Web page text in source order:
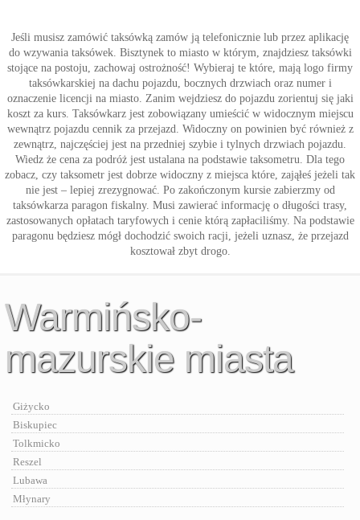
Jeśli musisz zamówić taksówką zamów ją telefonicznie lub przez aplikację
do wzywania taksówek. Bisztynek to miasto w którym, znajdziesz taksówki
stojące na postoju, zachowaj ostrożność! Wybieraj te które, mają logo firmy
taksówkarskiej na dachu pojazdu, bocznych drzwiach oraz numer i
oznaczenie licencji na miasto. Zanim wejdziesz do pojazdu zorientuj się jaki
koszt za kurs. Taksówkarz jest zobowiązany umieścić w widocznym miejscu
wewnątrz pojazdu cennik za przejazd. Widoczny on powinien być również z
zewnątrz, najczęściej jest na przedniej szybie i tylnych drzwiach pojazdu.
Wiedz że cena za podróż jest ustalana na podstawie taksometru. Dla tego
zobacz, czy taksometr jest dobrze widoczny z miejsca które, zająłeś jeżeli tak
nie jest – lepiej zrezygnować. Po zakończonym kursie zabierzmy od
taksówkarza paragon fiskalny. Musi zawierać informację o długości trasy,
zastosowanych opłatach taryfowych i cenie którą zapłaciliśmy. Na podstawie
paragonu będziesz mógł dochodzić swoich racji, jeżeli uznasz, że przejazd
kosztował zbyt drogo.
Warmińsko-
mazurskie miasta
Giżycko
Biskupiec
Tolkmicko
Reszel
Lubawa
Młynary